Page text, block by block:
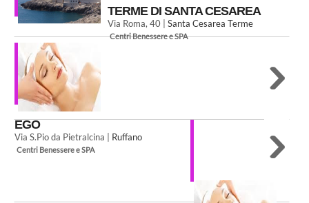
TERME DI SANTA CESAREA
Via Roma, 40 | Santa Cesarea Terme
Centri Benessere e SPA
EGO
Via S.Pio da Pietralcina | Ruffano
Centri Benessere e SPA